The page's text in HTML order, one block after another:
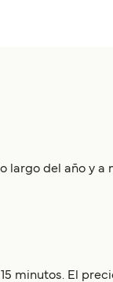
largo del año y a
minutos. El